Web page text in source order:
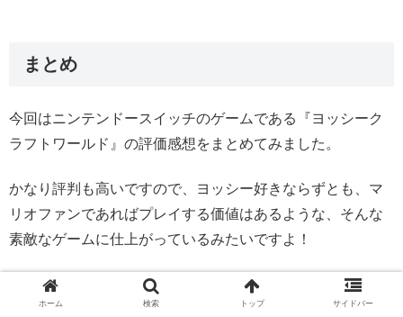
まとめ
今回はニンテンドースイッチのゲームである『ヨッシーク
ラフトワールド』の評価感想をまとめてみました。
かなり評判も高いですので、ヨッシー好きならずとも、マ
リオファンであればプレイする価値はあるような、そんな
素敵なゲームに仕上がっているみたいですよ！
筆者も動画を沢山見ましたが、工作の世界が実際に動いて
いるのが、すごくなんというか、癒しを通り越して感動し
ホーム 検索 トップ サイドバー